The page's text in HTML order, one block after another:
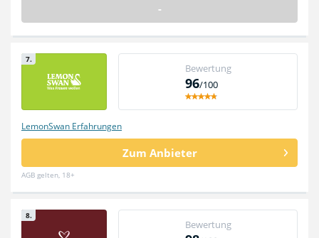
-
7.
Bewertung
96/100
LemonSwan Erfahrungen
Zum Anbieter
AGB gelten, 18+
8.
Bewertung